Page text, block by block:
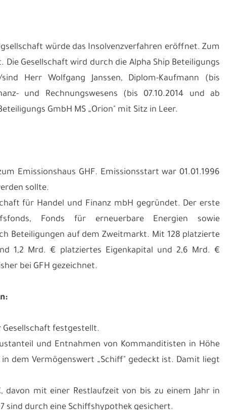
würde das Insolvenzverfahren eröffnet. Zum
Gesellschaft wird durch die Alpha Ship Beteiligungs
Herr Wolfgang Janssen, Diplom-Kaufmann (bis
und Rechnungswesens (bis 07.10.2014 und ab
GmbH MS „Orion" mit Sitz in Leer.
Emissionshaus GHF. Emissionsstart war 01.01.1996
sollte.
für Handel und Finanz mbH gegründet. Der erste
Fonds für erneuerbare Energien sowie
Beteiligungen auf dem Zweitmarkt. Mit 128 platzierte
1,2 Mrd. € platziertes Eigenkapital und 2,6 Mrd. €
bei GFH gezeichnet.
Gesellschaft festgestellt.
und Entnahmen von Kommanditisten in Höhe
dem Vermögenswert „Schiff" gedeckt ist. Damit liegt
davon mit einer Restlaufzeit von bis zu einem Jahr in
sind durch eine Schiffshypothek gesichert.